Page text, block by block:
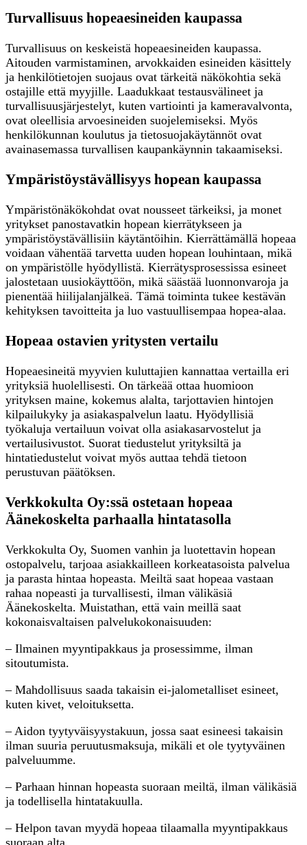
Turvallisuus hopeaesineiden kaupassa
Turvallisuus on keskeistä hopeaesineiden kaupassa.
Aitouden varmistaminen, arvokkaiden esineiden käsittely
ja henkilötietojen suojaus ovat tärkeitä näkökohtia sekä
ostajille että myyjille. Laadukkaat testausvälineet ja
turvallisuusjärjestelyt, kuten vartiointi ja kameravalvonta,
ovat oleellisia arvoesineiden suojelemiseksi. Myös
henkilökunnan koulutus ja tietosuojakäytännöt ovat
avainasemassa turvallisen kaupankäynnin takaamiseksi.
Ympäristöystävällisyys hopean kaupassa
Ympäristönäkökohdat ovat nousseet tärkeiksi, ja monet
yritykset panostavatkin hopean kierrätykseen ja
ympäristöystävällisiin käytäntöihin. Kierrättämällä hopeaa
voidaan vähentää tarvetta uuden hopean louhintaan, mikä
on ympäristölle hyödyllistä. Kierrätysprosessissa esineet
jalostetaan uusiokäyttöön, mikä säästää luonnonvaroja ja
pienentää hiilijalanjälkeä. Tämä toiminta tukee kestävän
kehityksen tavoitteita ja luo vastuullisempaa hopea-alaa.
Hopeaa ostavien yritysten vertailu
Hopeaesineitä myyvien kuluttajien kannattaa vertailla eri
yrityksiä huolellisesti. On tärkeää ottaa huomioon
yrityksen maine, kokemus alalta, tarjottavien hintojen
kilpailukyky ja asiakaspalvelun laatu. Hyödyllisiä
työkaluja vertailuun voivat olla asiakasarvostelut ja
vertailusivustot. Suorat tiedustelut yrityksiltä ja
hintatiedustelut voivat myös auttaa tehdä tietoon
perustuvan päätöksen.
Verkkokulta Oy:ssä ostetaan hopeaa
Äänekoskelta parhaalla hintatasolla
Verkkokulta Oy, Suomen vanhin ja luotettavin hopean
ostopalvelu, tarjoaa asiakkailleen korkeatasoista palvelua
ja parasta hintaa hopeasta. Meiltä saat hopeaa vastaan
rahaa nopeasti ja turvallisesti, ilman välikäsiä
Äänekoskelta. Muistathan, että vain meillä saat
kokonaisvaltaisen palvelukokonaisuuden:
– Ilmainen myyntipakkaus ja prosessimme, ilman
sitoutumista.
– Mahdollisuus saada takaisin ei-jalometalliset esineet,
kuten kivet, veloituksetta.
– Aidon tyytyväisyystakuun, jossa saat esineesi takaisin
ilman suuria peruutusmaksuja, mikäli et ole tyytyväinen
palveluumme.
– Parhaan hinnan hopeasta suoraan meiltä, ilman välikäsiä
ja todellisella hintatakuulla.
– Helpon tavan myydä hopeaa tilaamalla myyntipakkaus
suoraan alta.